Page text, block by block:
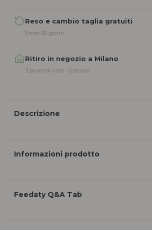
Reso e cambio taglia gratuiti
Entro 30 giorni
Ritiro in negozio a Milano
3 punti di ritiro · Gratuito
Descrizione
Informazioni prodotto
Feedaty Q&A Tab